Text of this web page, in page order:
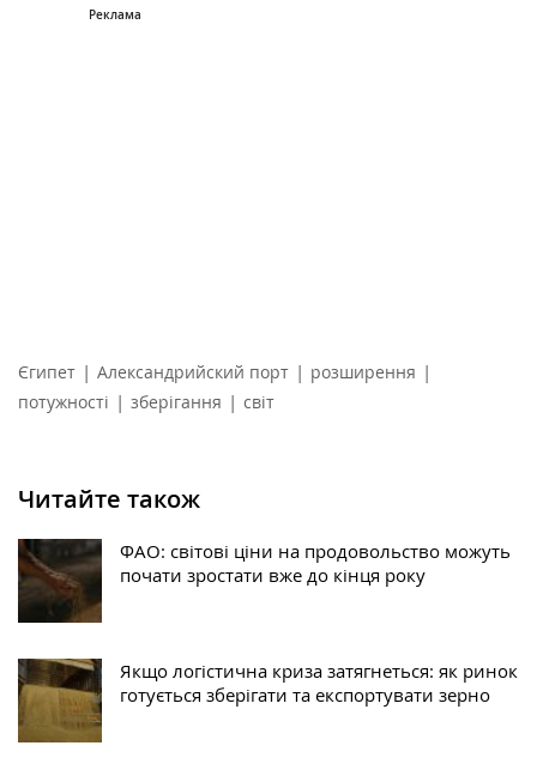
Єгипет | Александрийский порт | розширення |
потужності | зберігання | світ
Читайте також
ФАО: світові ціни на продовольство можуть
почати зростати вже до кінця року
Якщо логістична криза затягнеться: як ринок
готується зберігати та експортувати зерно